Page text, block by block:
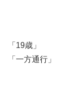
「19歳」
「一方通行」